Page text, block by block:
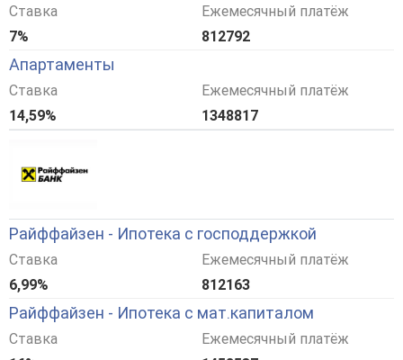
Ставка
7%
Ежемесячный платёж
812792
Апартаменты
Ставка
14,59%
Ежемесячный платёж
1348817
Райффайзен - Ипотека с господдержкой
Ставка
6,99%
Ежемесячный платёж
812163
Райффайзен - Ипотека с мат.капиталом
Ставка
Ежемесячный платёж